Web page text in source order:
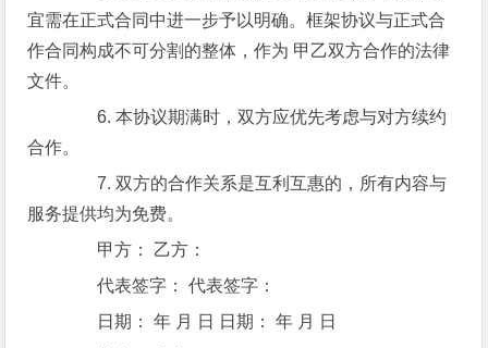
宜需在正式合同中进一步予以明确。框架协议与正式合
作合同构成不可分割的整体，作为 甲乙双方合作的法律
文件。
6. 本协议期满时，双方应优先考虑与对方续约
合作。
7. 双方的合作关系是互利互惠的，所有内容与
服务提供均为免费。
甲方： 乙方：
代表签字： 代表签字：
日期： 年 月 日 日期： 年 月 日